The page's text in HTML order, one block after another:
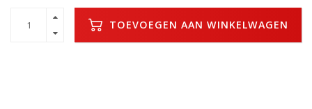
TOEVOEGEN AAN WINKELWAGEN